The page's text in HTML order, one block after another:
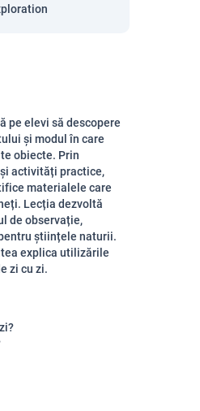
pe elevi să descopere
și modul în care
obiecte. Prin
activități practice,
materialele care
Lecția dezvoltă
de observație,
științele naturii.
explica utilizările
zi cu zi.